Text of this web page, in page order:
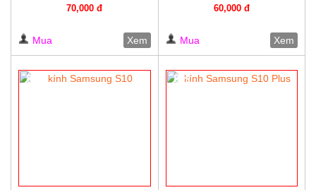
70,000 đ
Mua Xem
60,000 đ
Mua Xem
8% 8%